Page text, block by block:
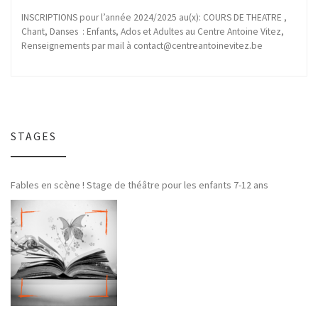
INSCRIPTIONS pour l’année 2024/2025 au(x): COURS DE THEATRE ,
Chant, Danses : Enfants, Ados et Adultes au Centre Antoine Vitez,
Renseignements par mail à contact@centreantoinevitez.be
STAGES
Fables en scène ! Stage de théâtre pour les enfants 7-12 ans